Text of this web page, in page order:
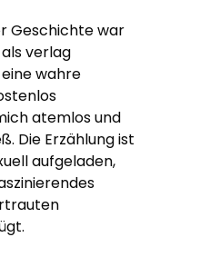
Geschichte war
verlag
wahre
atemlos und
Die Erzählung ist
aufgeladen,